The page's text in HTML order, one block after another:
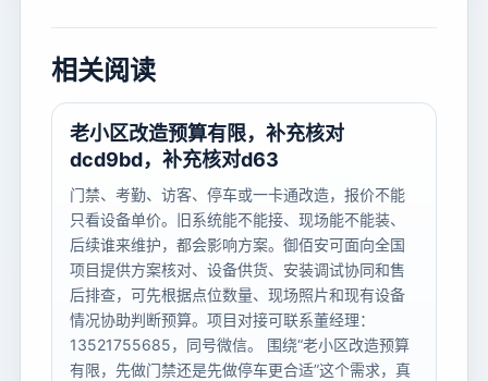
相关阅读
老小区改造预算有限，补充核对
dcd9bd，补充核对d63
门禁、考勤、访客、停车或一卡通改造，报价不能
只看设备单价。旧系统能不能接、现场能不能装、
后续谁来维护，都会影响方案。御佰安可面向全国
项目提供方案核对、设备供货、安装调试协同和售
后排查，可先根据点位数量、现场照片和现有设备
情况协助判断预算。项目对接可联系董经理：
13521755685，同号微信。 围绕“老小区改造预算
有限，先做门禁还是先做停车更合适”这个需求，真